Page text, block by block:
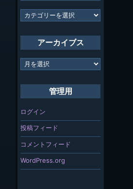
カ
テ
ー
アーカイブス
ア
ー
ブ
管理用
ログイン
投稿フィード
コメントフィード
WordPress.org